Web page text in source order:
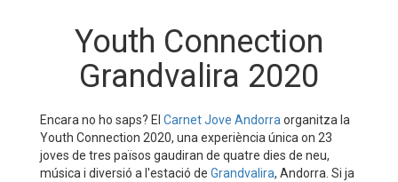
Youth Connection
Grandvalira 2020
Encara no ho saps? El Carnet Jove Andorra organitza la
Youth Connection 2020, una experiència única on 23
joves de tres països gaudiran de quatre dies de neu,
música i diversió a l'estació de Grandvalira, Andorra. Si ja